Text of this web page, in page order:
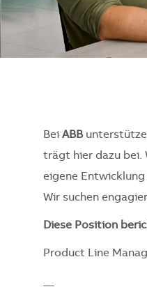
Bei ABB
trägt hier dazu bei.
eigene
Wir suchen
Diese Position
Product Line